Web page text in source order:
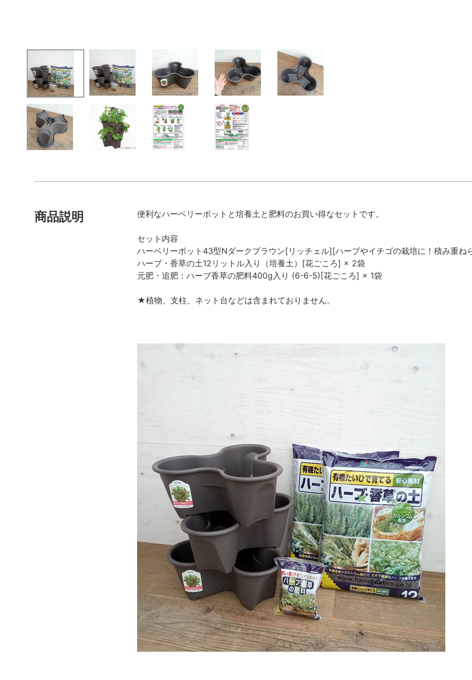
商品説明 便利なハーベリーポットと培養土と肥料のお買い得なセットです。
セット内容
ハーベリーポット43型Nダークブラウン[リッチェル][ハーブやイチゴの栽培に！積み重ね
ハーブ・香草の土12リットル入り（培養土）[花ごころ] × 2袋
元肥・追肥：ハーブ香草の肥料400g入り (6-6-5)[花ごころ] × 1袋
★植物、支柱、ネット台などは含まれておりません。